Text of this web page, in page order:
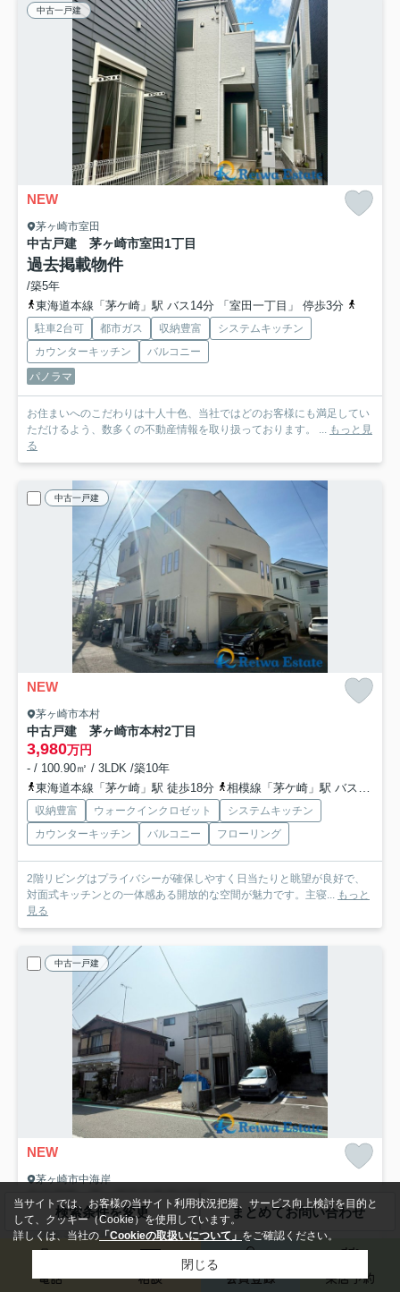
中古一戸建
NEW
茅ヶ崎市室田
中古戸建 茅ヶ崎市室田1丁目
過去掲載物件
/築5年
東海道本線「茅ケ崎」駅 バス14分 「室田一丁目」 停歩3分
駐車2台可 都市ガス 収納豊富
システムキッチン
カウンターキッチン
バルコニー
パノラマ
お住まいへのこだわりは十人十色、当社ではどのお客様にも満足してい
ただけるよう、数多くの不動産情報を取り扱っております。 ... もっと見
る
中古一戸建
NEW
茅ヶ崎市本村
中古戸建 茅ヶ崎市本村2丁目
3,980万円
- / 100.90㎡ / 3LDK /築10年
東海道本線「茅ケ崎」駅 徒歩18分
相模線「茅ケ崎」駅 バス4分 「茅ヶ崎高校前」 停歩5分
収納豊富 ウォークインクロゼット
システムキッチン
カウンターキッチン
バルコニー フローリング
2階リビングはプライバシーが確保しやすく日当たりと眺望が良好で、
対面式キッチンとの一体感ある開放的な空間が魅力です。主寝... もっと
見る
中古一戸建
NEW
茅ヶ崎市中海岸
中古戸建 茅ヶ崎市中海岸4丁目
6,180万円
- / 106.39㎡ / 3LDK /築16年
東海道本線「茅ケ崎」駅 バス12分 「湘南カントリークラブ前」 停歩3分
都市ガス 陽当り良好 建設住宅性能評価書付 収納豊富
検索条件を変更 まとめてお問い合わせ
電話 相談 会員登録 来店予約
当サイトでは、お客様の当サイト利用状況把握、サービス向上検討を目的と
して、クッキー（Cookie）を使用しています。
詳しくは、当社の 「Cookieの取扱いについて」 をご確認ください。
閉じる